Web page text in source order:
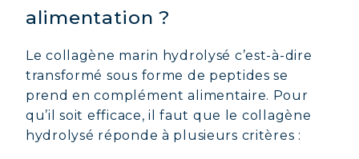
alimentation ?
Le collagène marin hydrolysé c’est-à-dire
transformé sous forme de peptides se
prend en complément alimentaire. Pour
qu’il soit efficace, il faut que le collagène
hydrolysé réponde à plusieurs critères :